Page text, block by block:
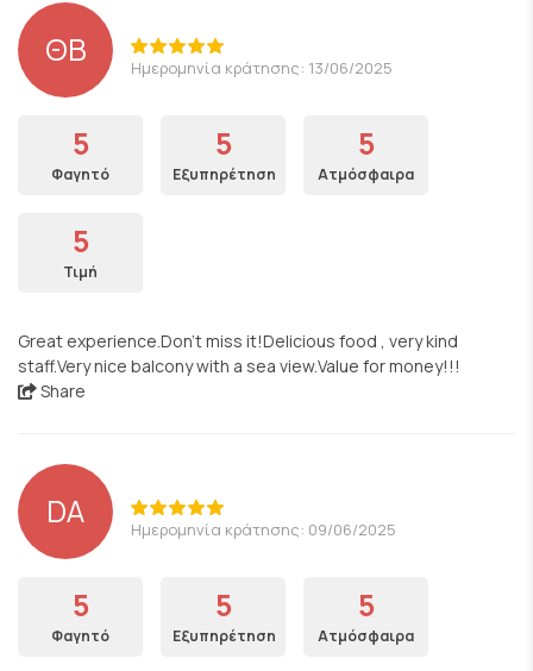
ΘΒ Ημερομηνία κράτησης: 13/06/2025
5
Φαγητό
5
Εξυπηρέτηση
5
Ατμόσφαιρα
5
Τιμή
Great experience.Don't miss it!Delicious food , very kind
staff.Very nice balcony with a sea view.Value for money!!!
Share
DA Ημερομηνία κράτησης: 09/06/2025
5
Φαγητό
5
Εξυπηρέτηση
5
Ατμόσφαιρα